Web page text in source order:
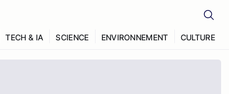
TECH & IA SCIENCE ENVIRONNEMENT CULTURE